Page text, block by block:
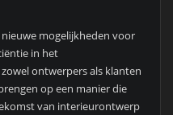
mogelijkheden voor
in het
ontwerpers als klanten
op een manier die
van interieurontwerp